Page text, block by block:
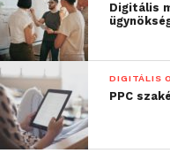
Digitális
DIGITÁLIS
PPC